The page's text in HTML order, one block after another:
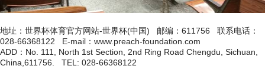
地址：世界杯体育官方网站-世界杯(中国) 邮编：611756 联系电话：
028-66368122 E-mail：www.preach-foundation.com
ADD：No. 111, North 1st Section, 2nd Ring Road Chengdu, Sichuan,
China,611756. TEL: 028-66368122